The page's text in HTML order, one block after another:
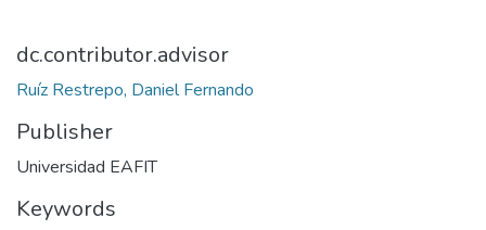
dc.contributor.advisor
Ruíz Restrepo, Daniel Fernando
Publisher
Universidad EAFIT
Keywords